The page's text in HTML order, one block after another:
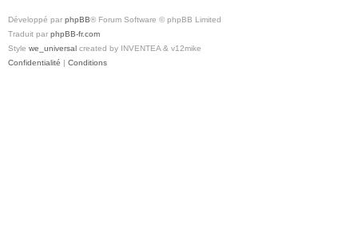
Développé par phpBB® Forum Software © phpBB Limited
Traduit par phpBB-fr.com
Style we_universal created by INVENTEA & v12mike
Confidentialité | Conditions